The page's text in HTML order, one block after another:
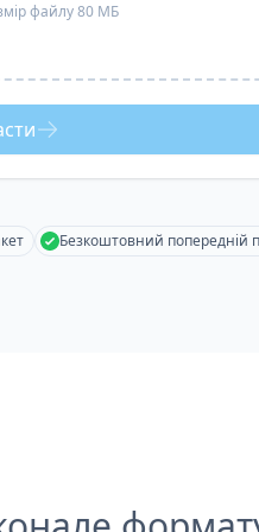
файлу 80 МБ
Безкоштовний попередній